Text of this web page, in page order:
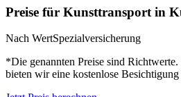
Preise für Kunsttransport in
Nach WertSpezialversicherung
*Die genannten Preise sind
bieten wir eine kostenlose Besichtigung